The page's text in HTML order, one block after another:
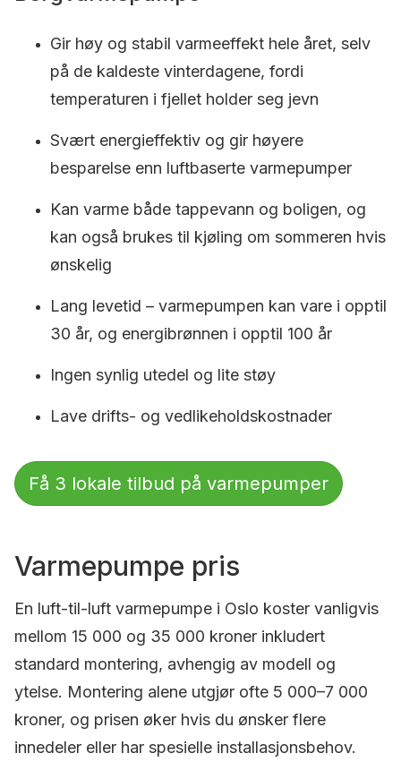
Gir høy og stabil varmeeffekt hele året, selv
på de kaldeste vinterdagene, fordi
temperaturen i fjellet holder seg jevn
Svært energieffektiv og gir høyere
besparelse enn luftbaserte varmepumper
Kan varme både tappevann og boligen, og
kan også brukes til kjøling om sommeren hvis
ønskelig
Lang levetid – varmepumpen kan vare i opptil
30 år, og energibrønnen i opptil 100 år
Ingen synlig utedel og lite støy
Lave drifts- og vedlikeholdskostnader
Få 3 lokale tilbud på varmepumper
Varmepumpe pris
En luft-til-luft varmepumpe i Oslo koster vanligvis
mellom 15 000 og 35 000 kroner inkludert
standard montering, avhengig av modell og
ytelse. Montering alene utgjør ofte 5 000–7 000
kroner, og prisen øker hvis du ønsker flere
innedeler eller har spesielle installasjonsbehov.